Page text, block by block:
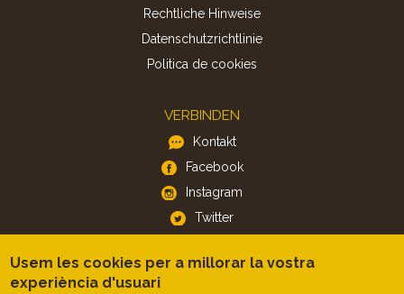
Rechtliche Hinweise
Datenschutzrichtlinie
Politica de cookies
VERBINDEN
Kontakt
Facebook
Instagram
Twitter
APP
Usem les cookies per a millorar la vostra
experiència d'usuari